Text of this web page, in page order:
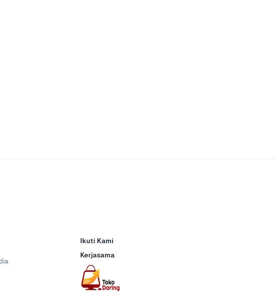
Ikuti Kami
Kerjasama